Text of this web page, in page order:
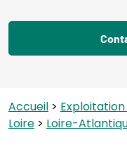
Accueil>
Loire> Loire-